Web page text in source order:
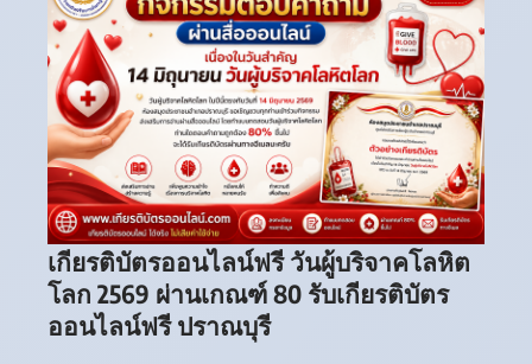
เกียรติบัตรออนไลน์ฟรี วันผู้บริจาคโลหิต
โลก 2569 ผ่านเกณฑ์ 80 รับเกียรติบัตร
ออนไลน์ฟรี ปราณบุรี